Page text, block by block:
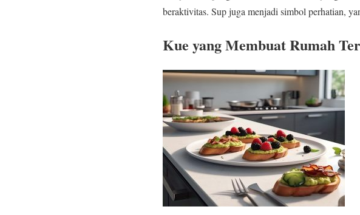
beraktivitas. Sup juga menjadi simbol perhatian,
Kue yang Membuat Rumah